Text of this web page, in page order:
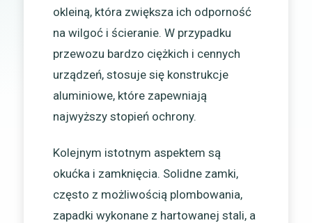
okleiną, która zwiększa ich odporność
na wilgoć i ścieranie. W przypadku
przewozu bardzo ciężkich i cennych
urządzeń, stosuje się konstrukcje
aluminiowe, które zapewniają
najwyższy stopień ochrony.
Kolejnym istotnym aspektem są
okućka i zamknięcia. Solidne zamki,
często z możliwością plombowania,
zapadki wykonane z hartowanej stali, a